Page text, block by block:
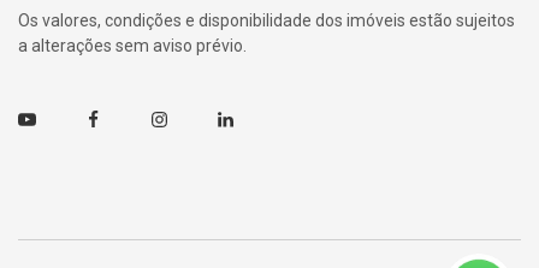
Os valores, condições e disponibilidade dos imóveis estão sujeitos
a alterações sem aviso prévio.
Youtube FacebookInstagramLinkedin